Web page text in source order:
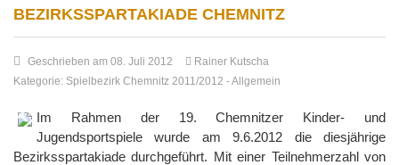
BEZIRKSSPARTAKIADE CHEMNITZ
Geschrieben am 08. Juli 2012
Rainer Kutscha
Kategorie: Spielbezirk Chemnitz 2011/2012 -Allgemein
Im Rahmen der 19. Chemnitzer Kinder- und
Jugendsportspiele wurde am 9.6.2012 die diesjährige
Bezirksspartakiade durchgeführt. Mit einer Teilnehmerzahl von